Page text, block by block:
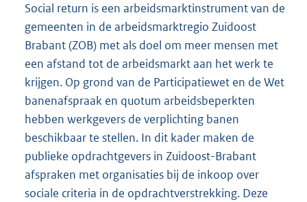
Social return is een arbeidsmarktinstrument van de
gemeenten in de arbeidsmarktregio Zuidoost
Brabant (ZOB) met als doel om meer mensen met
een afstand tot de arbeidsmarkt aan het werk te
krijgen. Op grond van de Participatiewet en de Wet
banenafspraak en quotum arbeidsbeperkten
hebben werkgevers de verplichting banen
beschikbaar te stellen. In dit kader maken de
publieke opdrachtgevers in Zuidoost-Brabant
afspraken met organisaties bij de inkoop over
sociale criteria in de opdrachtverstrekking. Deze